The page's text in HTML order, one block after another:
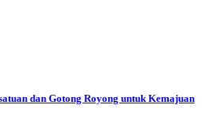
dan Gotong Royong untuk Kemajuan